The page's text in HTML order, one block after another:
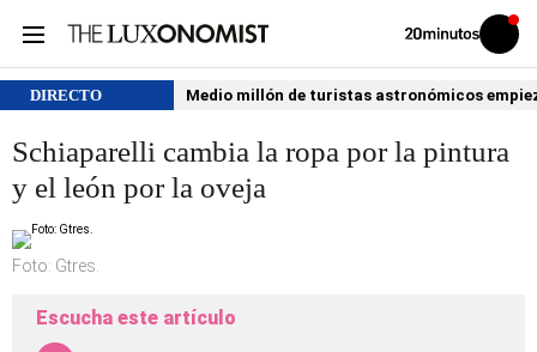
Volver
Iniciar
sesión
DIRECTO Medio millón de turistas astronómicos
Schiaparelli cambia la ropa por la pintura
y el león por la oveja
Foto: Gtres.
Escucha este artículo